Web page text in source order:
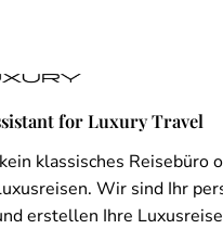
for Luxury Travel
klassisches Reisebüro
Wir sind Ihr
erstellen Ihre